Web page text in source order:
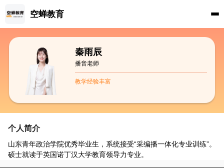
空蝉教育
秦雨辰
播音老师
教学经验丰富
个人简介
山东青年政治学院优秀毕业生，系统接受“采编播一体化专业训练”。
硕士就读于英国诺丁汉大学教育领导力专业。